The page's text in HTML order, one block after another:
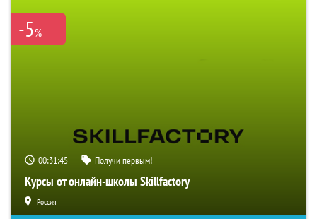
-5%
00:31:44 Получи первым!
Курсы от онлайн-школы Skillfactory
Россия